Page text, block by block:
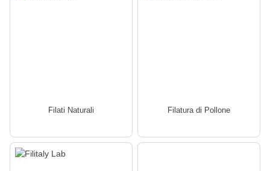
Filati Naturali Filatura di Pollone